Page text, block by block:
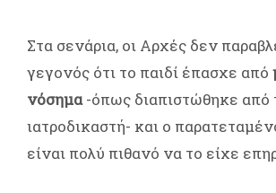
Στα σενάρια, οι Αρχές δεν
γεγονός ότι το παιδί έπασχε από
νόσημα-όπως διαπιστώθηκε από
ιατροδικαστή- και ο
είναι πολύ πιθανό να το είχε